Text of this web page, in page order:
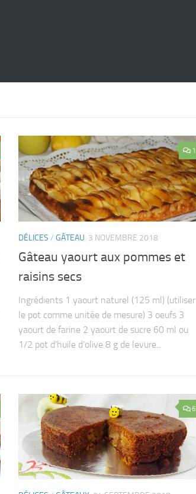
1
DÉLICES / GÂTEAU 3 NOVEMBRE 2018
Gâteau yaourt aux pommes et
raisins secs
Ingrédients 1 yaourt naturel (125 ml) (utiliser
le pot comme unitée de mesure) 3 oeufs 3
yaourt de farine 2 yaourt de sucre 60 ml ou
1/2 pot d’huile d’olive 8 g de levure...
6